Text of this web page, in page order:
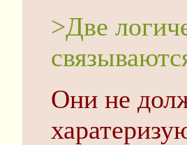
>Две
Они не